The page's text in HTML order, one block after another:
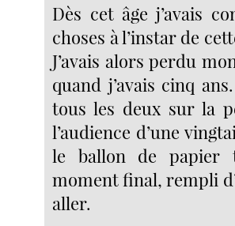
Dès cet âge j’avais
choses à l’instar de
J’avais alors perdu
quand j’avais cinq
tous les deux sur la
l’audience d’une
le ballon de papier
moment final, rempli
aller.